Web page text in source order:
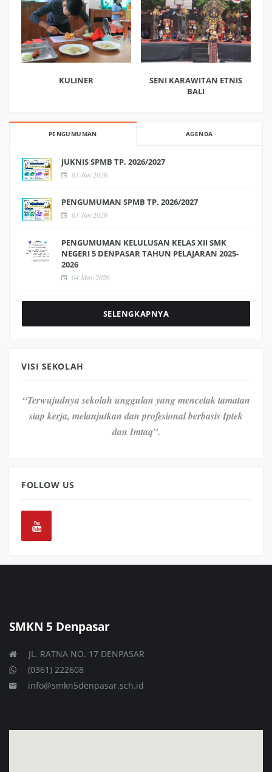
KULINER
SENI KARAWITAN ETNIS
BALI
PENGUMUMAN AGENDA
JUKNIS SPMB TP. 2026/2027
03 Jun 2026
PENGUMUMAN SPMB TP. 2026/2027
03 Jun 2026
PENGUMUMAN KELULUSAN KELAS XII SMK
NEGERI 5 DENPASAR TAHUN PELAJARAN 2025-
2026
04 May 2026
SELENGKAPNYA
VISI SEKOLAH
“Terwujudnya sekolah unggulan yang mencetak tamatan
siap kerja, melanjutkan dan profesional berbasis Iptek
dan Imtaq”.
FOLLOW US
SMKN 5 Denpasar
JL. RATNA NO. 17 DENPASAR
(0361) 222608
info@smkn5denpasar.sch.id